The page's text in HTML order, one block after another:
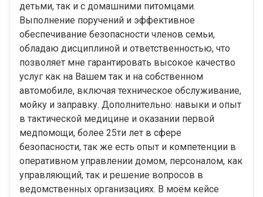
детьми, так и с домашними питомцами.
Выполнение поручений и эффективное
обеспечивание безопасности членов семьи,
обладаю дисциплиной и ответственностью, что
позволяет мне гарантировать высокое качество
услуг как на Вашем так и на собственном
автомобиле, включая техническое обслуживание,
мойку и заправку. Дополнительно: навыки и опыт
в тактической медицине и оказании первой
медпомощи, более 25ти лет в сфере
безопасности, так же есть опыт и компетенции в
оперативном управлении домом, персоналом, как
управляющий, так и решение вопросов в
ведомственных организациях. В моём кейсе